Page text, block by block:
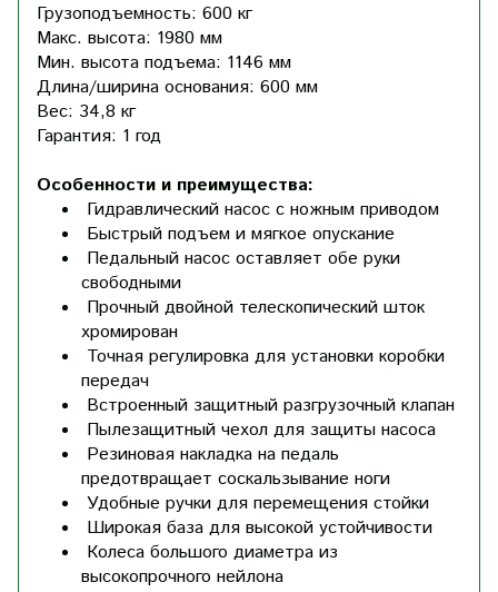
Грузоподъемность: 600 кг
Макс. высота: 1980 мм
Мин. высота подъема: 1146 мм
Длина/ширина основания: 600 мм
Вес: 34,8 кг
Гарантия: 1 год
Особенности и преимущества:
Гидравлический насос с ножным приводом
Быстрый подъем и мягкое опускание
Педальный насос оставляет обе руки
свободными
Прочный двойной телескопический шток
хромирован
Точная регулировка для установки коробки
передач
Встроенный защитный разгрузочный клапан
Пылезащитный чехол для защиты насоса
Резиновая накладка на педаль
предотвращает соскальзывание ноги
Удобные ручки для перемещения стойки
Широкая база для высокой устойчивости
Колеса большого диаметра из
высокопрочного нейлона